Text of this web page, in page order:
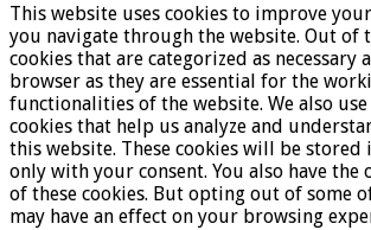
This website uses cookies to improve
you navigate through the website. Out of
cookies that are categorized as necessary
browser as they are essential for the
functionalities of the website. We also
cookies that help us analyze and
this website. These cookies will be
only with your consent. You also have
of these cookies. But opting out of some
may have an effect on your browsing